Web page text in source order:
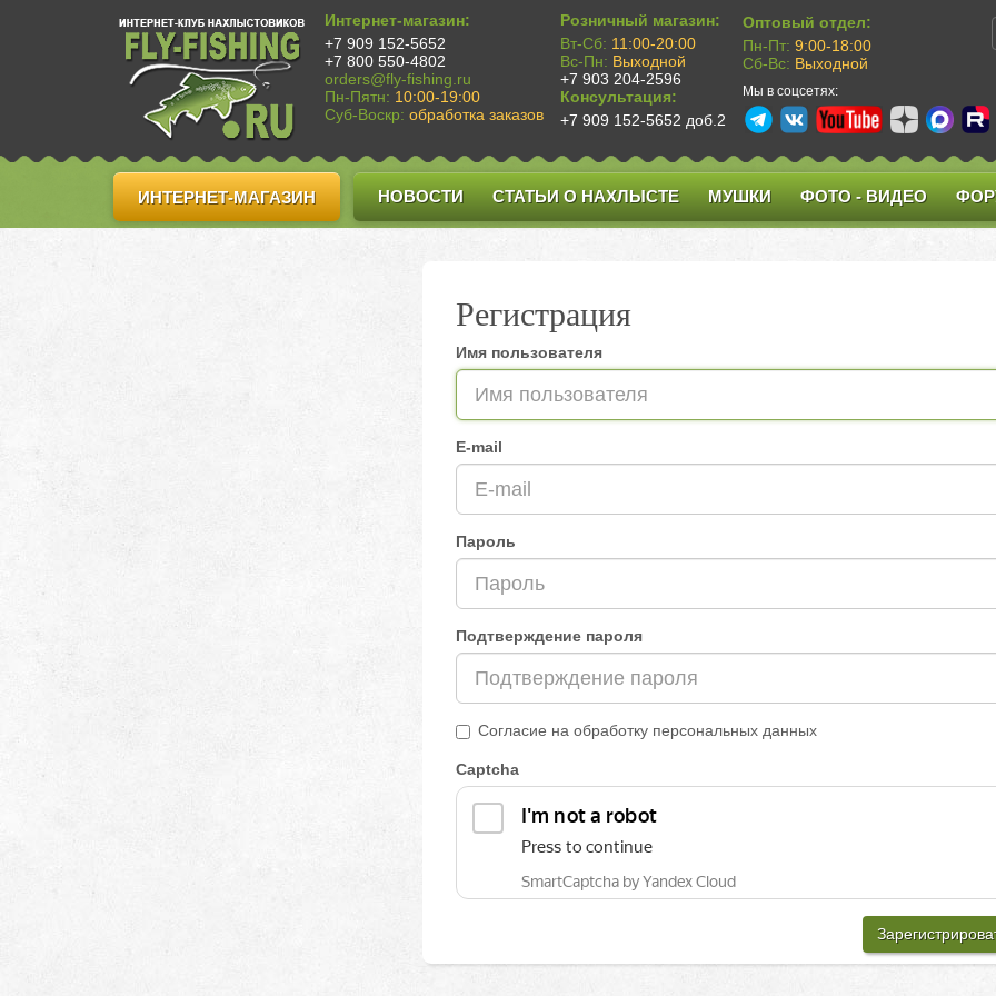
Интернет-магазин:
+7 909 152-5652
+7 800 550-4802
orders@fly-fishing.ru
Пн-Пятн: 10:00-19:00
Суб-Воскр: обработка заказов
Розничный магазин:
Вт-Сб: 11:00-20:00
Вс-Пн: Выходной
+7 903 204-2596
Консультация:
+7 909 152-5652 доб.2
Оптовый отдел:
Пн-Пт: 9:00-18:00
Сб-Вс: Выходной
Мы в соцсетях:
ИНТЕРНЕТ-МАГАЗИН НОВОСТИ СТАТЬИ О НАХЛЫСТЕ МУШКИ ФОТО - ВИДЕО
Регистрация
Имя пользователя
E-mail
Пароль
Подтверждение пароля
Согласие на обработку персональных данных
Captcha